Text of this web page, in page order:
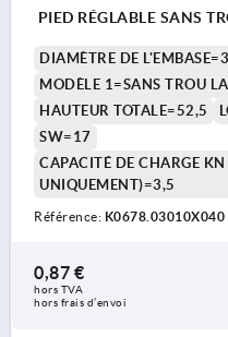
PIED RÉGLABLE SANS
DIAMÈTRE DE
MODÈLE 1=SANS TROU
HAUTEUR TOTALE=52,5
SW=17
CAPACITÉ DE CHARGE
UNIQUEMENT)=3,5
Référence: K0678.03010X040
0,87 €
hors TVA
hors frais d’envoi